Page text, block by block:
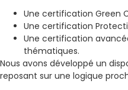
Une certification Green
Une certification
Une certification
thématiques.
Nous avons développé un
reposant sur une logique